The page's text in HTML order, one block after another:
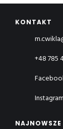
KONTAKT
+48 785
Instagram
NAJNOWSZE